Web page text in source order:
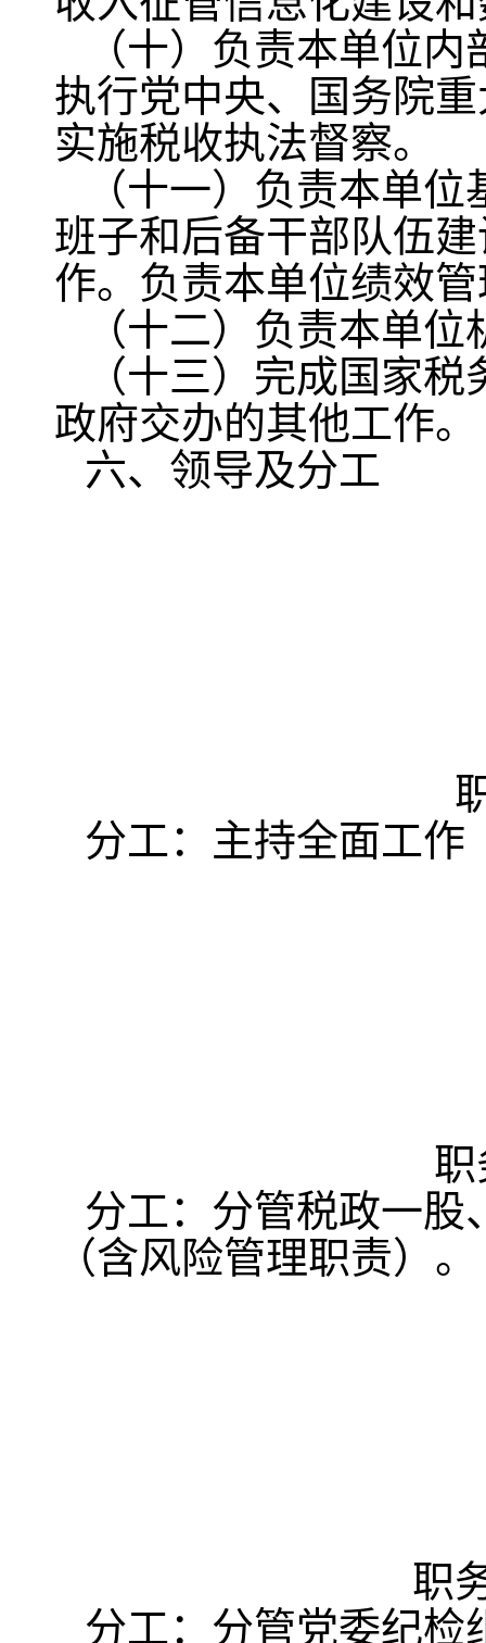
（十）负责本单位
执行党中央、国务院
实施税收执法督察。
（十一）负责本单
班子和后备干部队伍
作。负责本单位绩效
（十二）负责本单
（十三）完成国家
政府交办的其他工作。
六、领导及分工
分工：主持全面工作
分工：分管税政一股
（含风险管理职责）。
职
分工：分管党委纪检